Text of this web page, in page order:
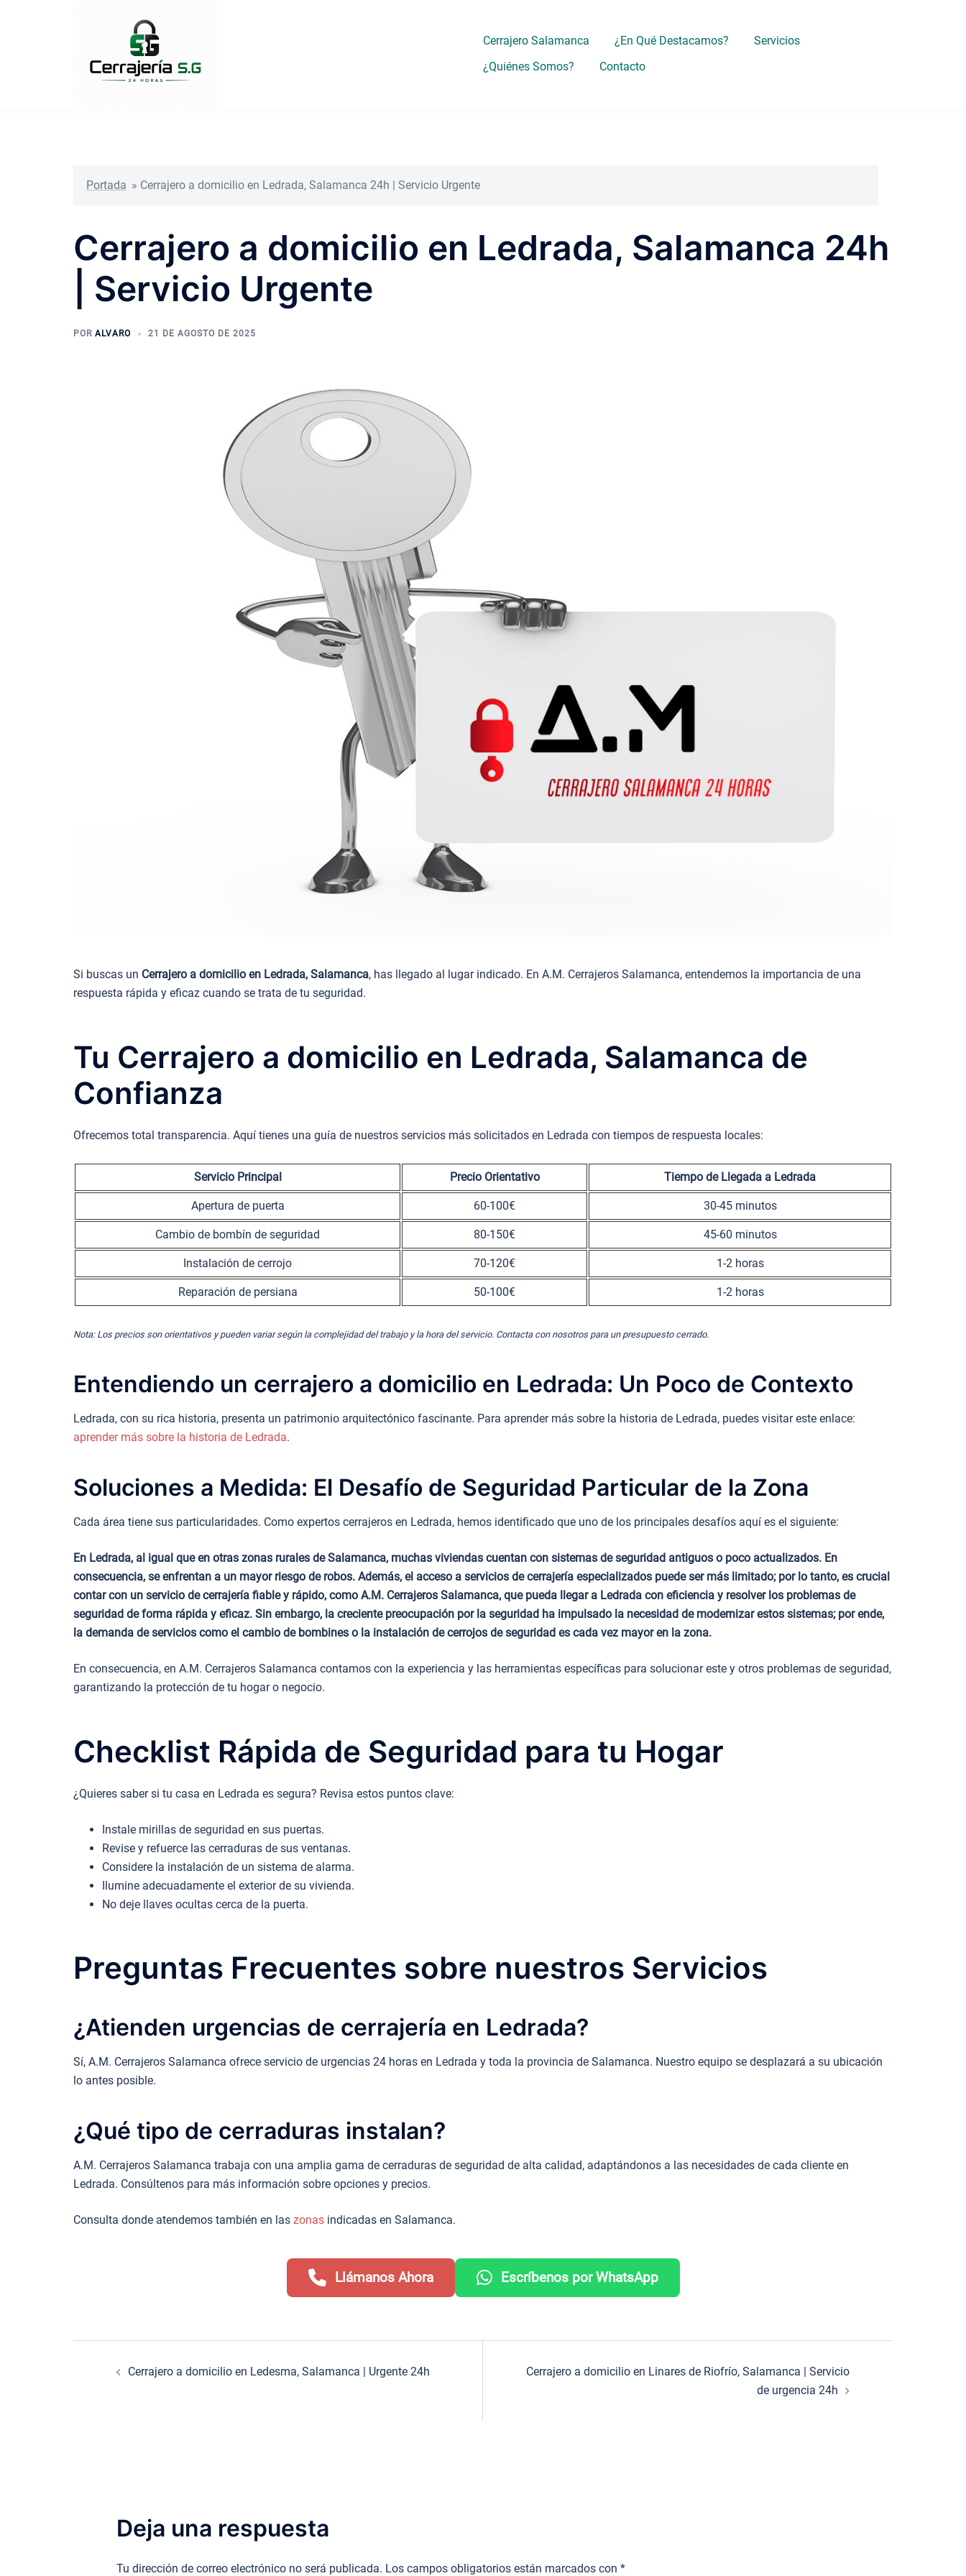
Cerrajero Salamanca ¿En Qué Destacamos?
Servicios
¿Quiénes Somos?
Contacto
Portada » Cerrajero a domicilio en Ledrada, Salamanca 24h | Servicio Urgente
Cerrajero a domicilio en Ledrada, Salamanca 24h
| Servicio Urgente
POR ALVARO 21 DE AGOSTO DE 2025
Si buscas un Cerrajero a domicilio en Ledrada, Salamanca, has llegado al lugar indicado. En A.M. Cerrajeros Salamanca, entendemos la importancia de una
respuesta rápida y eficaz cuando se trata de tu seguridad.
Tu Cerrajero a domicilio en Ledrada, Salamanca de
Confianza
Ofrecemos total transparencia. Aquí tienes una guía de nuestros servicios más solicitados en Ledrada con tiempos de respuesta locales:
Servicio Principal Precio Orientativo Tiempo de Llegada a Ledrada
Apertura de puerta 60-100€ 30-45 minutos
Cambio de bombín de seguridad 80-150€ 45-60 minutos
Instalación de cerrojo 70-120€ 1-2 horas
Reparación de persiana 50-100€ 1-2 horas
Nota: Los precios son orientativos y pueden variar según la complejidad del trabajo y la hora del servicio. Contacta con nosotros para un presupuesto cerrado.
Entendiendo un cerrajero a domicilio en Ledrada: Un Poco de Contexto
Ledrada, con su rica historia, presenta un patrimonio arquitectónico fascinante. Para aprender más sobre la historia de Ledrada, puedes visitar este enlace:
aprender más sobre la historia de Ledrada.
Soluciones a Medida: El Desafío de Seguridad Particular de la Zona
Cada área tiene sus particularidades. Como expertos cerrajeros en Ledrada, hemos identificado que uno de los principales desafíos aquí es el siguiente:
En Ledrada, al igual que en otras zonas rurales de Salamanca, muchas viviendas cuentan con sistemas de seguridad antiguos o poco actualizados. En
consecuencia, se enfrentan a un mayor riesgo de robos. Además, el acceso a servicios de cerrajería especializados puede ser más limitado; por lo tanto, es crucial
contar con un servicio de cerrajería fiable y rápido, como A.M. Cerrajeros Salamanca, que pueda llegar a Ledrada con eficiencia y resolver los problemas de
seguridad de forma rápida y eficaz. Sin embargo, la creciente preocupación por la seguridad ha impulsado la necesidad de modernizar estos sistemas; por ende,
la demanda de servicios como el cambio de bombines o la instalación de cerrojos de seguridad es cada vez mayor en la zona.
En consecuencia, en A.M. Cerrajeros Salamanca contamos con la experiencia y las herramientas específicas para solucionar este y otros problemas de seguridad,
garantizando la protección de tu hogar o negocio.
Checklist Rápida de Seguridad para tu Hogar
¿Quieres saber si tu casa en Ledrada es segura? Revisa estos puntos clave:
Instale mirillas de seguridad en sus puertas.
Revise y refuerce las cerraduras de sus ventanas.
Considere la instalación de un sistema de alarma.
Ilumine adecuadamente el exterior de su vivienda.
No deje llaves ocultas cerca de la puerta.
Preguntas Frecuentes sobre nuestros Servicios
¿Atienden urgencias de cerrajería en Ledrada?
Sí, A.M. Cerrajeros Salamanca ofrece servicio de urgencias 24 horas en Ledrada y toda la provincia de Salamanca. Nuestro equipo se desplazará a su ubicación
lo antes posible.
¿Qué tipo de cerraduras instalan?
A.M. Cerrajeros Salamanca trabaja con una amplia gama de cerraduras de seguridad de alta calidad, adaptándonos a las necesidades de cada cliente en
Ledrada. Consúltenos para más información sobre opciones y precios.
Consulta donde atendemos también en las zonas indicadas en Salamanca.
Llámanos Ahora Escríbenos por WhatsApp
Navegación
Cerrajero a domicilio en Ledesma, Salamanca | Urgente 24h
Cerrajero a domicilio en Linares de Riofrío, Salamanca | Servicio
de urgencia 24h
Deja una respuesta
Tu dirección de correo electrónico no será publicada. Los campos obligatorios están marcados con *